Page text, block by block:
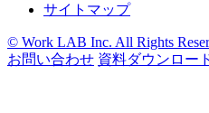
サイトマップ
© Work LAB Inc. All Rights
お問い合わせ 資料ダウンロー